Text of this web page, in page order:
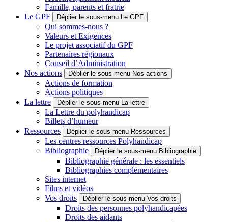
Famille, parents et fratrie
Le GPF
Déplier le sous-menu Le GPF
Qui sommes-nous ?
Valeurs et Exigences
Le projet associatif du GPF
Partenaires régionaux
Conseil d’Administration
Nos actions
Déplier le sous-menu Nos actions
Actions de formation
Actions politiques
La lettre
Déplier le sous-menu La lettre
La Lettre du polyhandicap
Billets d’humeur
Ressources
Déplier le sous-menu Ressources
Les centres ressources Polyhandicap
Bibliographie
Déplier le sous-menu Bibliographie
Bibliographie générale : les essentiels
Bibliographies complémentaires
Sites internet
Films et vidéos
Vos droits
Déplier le sous-menu Vos droits
Droits des personnes polyhandicapées
Droits des aidants